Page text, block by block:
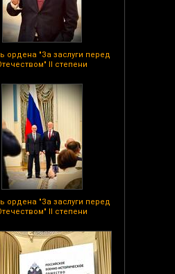
ордена "За заслуги перед
II степени
ордена "За заслуги перед
II степени